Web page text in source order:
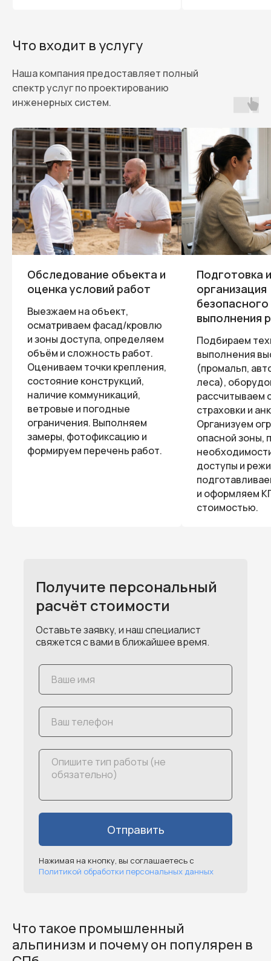
Что входит в услугу
Наша компания предоставляет полный
спектр услуг по проектированию
инженерных систем.
Обследование объекта и
оценка условий работ
Выезжаем на объект,
осматриваем фасад/кровлю
и зоны доступа, определяем
объём и сложность работ.
Оцениваем точки крепления,
состояние конструкций,
наличие коммуникаций,
ветровые и погодные
ограничения. Выполняем
замеры, фотофиксацию и
формируем перечень работ.
Подготовка и
организация
безопасного
выполнения
Подбираем
выполнения
(промальп,
леса),
рассчитываем
страховки и
Организуем
опасной зоны,
доступы и
и оформляем
стоимостью.
Получите персональный
расчёт стоимости
Оставьте заявку, и наш специалист
свяжется с вами в ближайшее время.
Отправить
Нажимая на кнопку, вы соглашаетесь с
Политикой обработки персональных данных
Что такое промышленный
альпинизм и почему он популярен в